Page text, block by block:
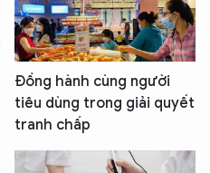
Đồng hành cùng người
tiêu dùng trong giải quyết
tranh chấp